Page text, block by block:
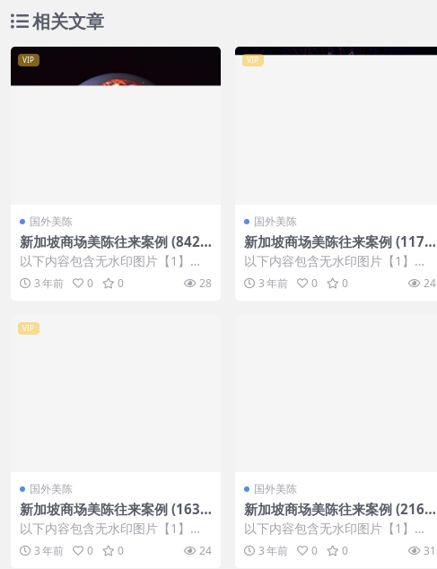
相关文章
VIP
国外美陈
新加坡商场美陈往来案例 (842)
杭州市美陈联盟
以下内容包含无水印图片【1】张
，开通会员无障碍浏览 开通VIP会
员 3 年前 0 0 28
VIP
国外美陈
新加坡商场美陈往来案例 (117
2)咸阳市美程网
以下内容包含无水印图片【1】张
，开通会员无障碍浏览 开通VIP会
员 3 年前 0 0 24
VIP
国外美陈
新加坡商场美陈往来案例 (163
8)南通市一企划
以下内容包含无水印图片【1】张
，开通会员无障碍浏览 开通VIP会
员 3 年前 0 0 24
国外美陈
新加坡商场美陈往来案例 (216)
盐城市美陈PPT
以下内容包含无水印图片【1】张
，开通会员无障碍浏览 开通VIP会
员 3 年前 0 0 31